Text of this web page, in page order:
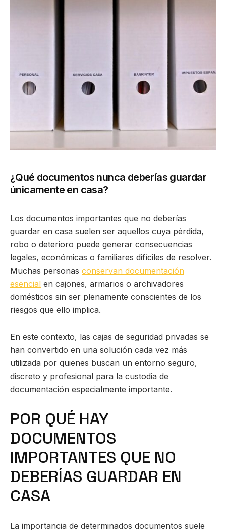
¿Qué documentos nunca deberías guardar
únicamente en casa?
Los documentos importantes que no deberías
guardar en casa suelen ser aquellos cuya pérdida,
robo o deterioro puede generar consecuencias
legales, económicas o familiares difíciles de resolver.
Muchas personas conservan documentación
esencial en cajones, armarios o archivadores
domésticos sin ser plenamente conscientes de los
riesgos que ello implica.
En este contexto, las cajas de seguridad privadas se
han convertido en una solución cada vez más
utilizada por quienes buscan un entorno seguro,
discreto y profesional para la custodia de
documentación especialmente importante.
POR QUÉ HAY
DOCUMENTOS
IMPORTANTES QUE NO
DEBERÍAS GUARDAR EN
CASA
La importancia de determinados documentos suele